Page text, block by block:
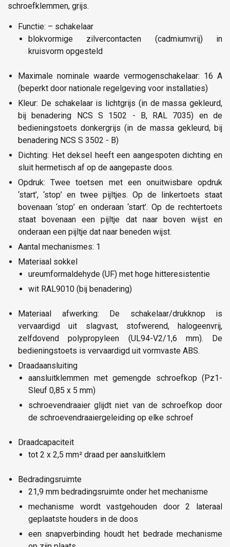
schroefklemmen, grijs.
Functie: – schakelaar
blokvormige zilvercontacten (cadmiumvrij) in
kruisvorm opgesteld
Maximale nominale waarde vermogenschakelaar: 16 A
(beperkt door nationale regelgeving voor installaties)
Kleur: De schakelaar is lichtgrijs (in de massa gekleurd,
bij benadering NCS S 1502 - B, RAL 7035) en de
bedieningstoets donkergrijs (in de massa gekleurd, bij
benadering NCS S 3502 - B)
Dichting: Het deksel heeft een aangespoten dichting en
sluit hermetisch af op de aangepaste doos.
Opdruk: Twee toetsen met een onuitwisbare opdruk
‘start’, ‘stop’ en twee pijltjes. Op de linkertoets staat
bovenaan ‘stop’ en onderaan ‘start’. Op de rechtertoets
staat bovenaan een pijltje dat naar boven wijst en
onderaan een pijltje dat naar beneden wijst.
Aantal mechanismes: 1
Materiaal sokkel
ureumformaldehyde (UF) met hoge hitteresistentie
wit RAL9010 (bij benadering)
Materiaal afwerking: De schakelaar/drukknop is
vervaardigd uit slagvast, stofwerend, halogeenvrij,
zelfdovend polypropyleen (UL94-V2/1,6 mm). De
bedieningstoets is vervaardigd uit vormvaste ABS.
Draadaansluiting
aansluitklemmen met gemengde schroefkop (Pz1-
Sleuf 0,85 x 5 mm)
schroevendraaier glijdt niet van de schroefkop door
de schroevendraaiergeleiding op elke schroef
Draadcapaciteit
tot 2 x 2,5 mm² draad per aansluitklem
Bedradingsruimte
21,9 mm bedradingsruimte onder het mechanisme
mechanisme wordt vastgehouden door 2 lateraal
geplaatste houders in de doos
een snapverbinding houdt het bedrade mechanisme